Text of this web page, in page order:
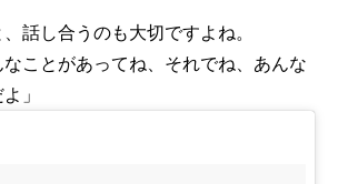
話し合うのも大切ですよね。
なことがあってね、それでね、あんな
」